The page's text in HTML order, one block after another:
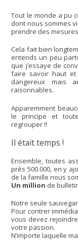
Tout le monde a pu
dont nous sommes
prendre des
Cela fait bien
entends un peu
que j’essaye de
faire savoir haut
dangereux mais
raisonnables.
Apparemment
le principe et
regrouper !!
Il était temps !
Ensemble, toutes
près 500.000, en y
de la famille nous
Un million de
Notre seule
Pour contrer
vous devez
votre passion.
N’importe laquelle